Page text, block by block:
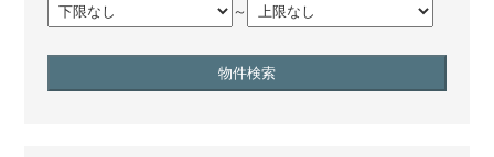
～